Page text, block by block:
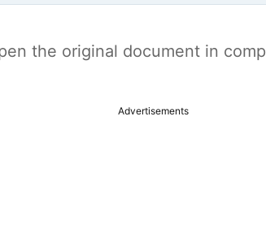
the original document in
Advertisements